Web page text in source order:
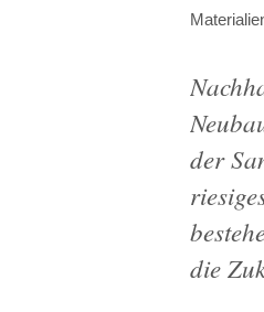
der
die